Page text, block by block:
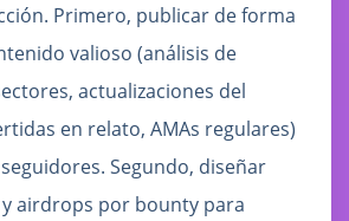
Primero, publicar de forma
valioso (análisis de
actualizaciones del
en relato, AMAs regulares)
Segundo, diseñar
airdrops por bounty para